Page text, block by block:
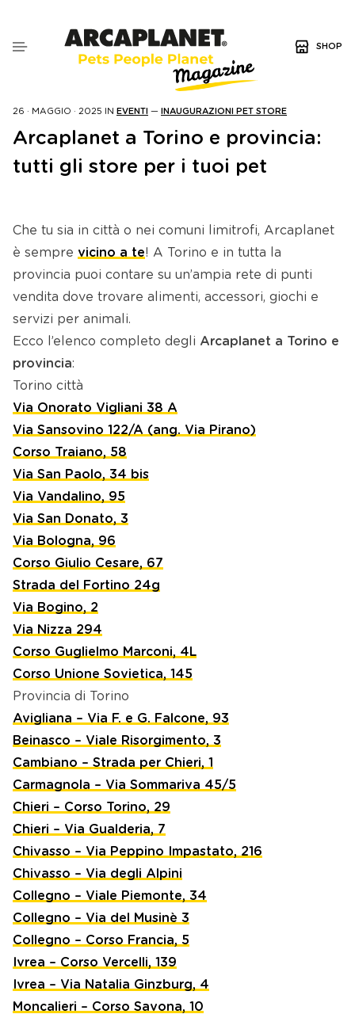
SHOP
26 · MAGGIO · 2025 IN EVENTI — INAUGURAZIONI PET STORE
Arcaplanet a Torino e provincia:
tutti gli store per i tuoi pet
Che tu sia in città o nei comuni limitrofi, Arcaplanet
è sempre vicino a te! A Torino e in tutta la
provincia puoi contare su un’ampia rete di punti
vendita dove trovare alimenti, accessori, giochi e
servizi per animali.
Ecco l’elenco completo degli Arcaplanet a Torino e
provincia:
Torino città
Via Onorato Vigliani 38 A
Via Sansovino 122/A (ang. Via Pirano)
Corso Traiano, 58
Via San Paolo, 34 bis
Via Vandalino, 95
Via San Donato, 3
Via Bologna, 96
Corso Giulio Cesare, 67
Strada del Fortino 24g
Via Bogino, 2
Via Nizza 294
Corso Guglielmo Marconi, 4L
Corso Unione Sovietica, 145
Provincia di Torino
Avigliana – Via F. e G. Falcone, 93
Beinasco – Viale Risorgimento, 3
Cambiano – Strada per Chieri, 1
Carmagnola – Via Sommariva 45/5
Chieri – Corso Torino, 29
Chieri – Via Gualderia, 7
Chivasso – Via Peppino Impastato, 216
Chivasso – Via degli Alpini
Collegno – Viale Piemonte, 34
Collegno – Via del Musinè 3
Collegno – Corso Francia, 5
Ivrea – Corso Vercelli, 139
Ivrea – Via Natalia Ginzburg, 4
Moncalieri – Corso Savona, 10